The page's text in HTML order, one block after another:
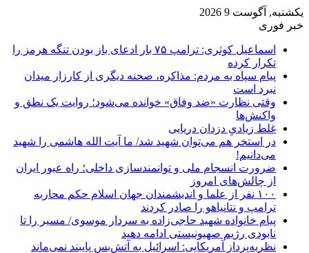
یکشنبه, آگوست 9 2026
خبر فوری
اسماعیل کوثری: ترامپ ۷۵ بار ادعای باز بودن تنگه هرمز را
تکرار کرده
پیام سپاه به مردم: مذاکره، صحنه دیگری از کارزار میدان
نبرد است
وقتی نظارت «ضد وفاق» خوانده می‌شود؛ روایت یک نطق و
واکنش‌ها
غلط زیادیِ دزدان دریایی
در استخر هم می‌توان شهید شد/ ما آیت الله هاشمی را شهید
می‌دانیم!
ضرورت انسجام ملی و توانمندسازی داخلی؛ راه عبور ایران
از چالش‌های امروز
۱۰۰ نفر از علما و اندیشمندان جهان اسلام حکم محاربه
ترامپ و نتانیاهو را صادر کردند
پیام خانواده شهید حاجی‌زاده به سردار موسوی/ مسیر را تا
نابودی رژیم صهیونیستی ادامه دهید
نظریه‌پرداز آمریکایی: اسرائیل به آتش‌بس پایبند نمی‌ماند